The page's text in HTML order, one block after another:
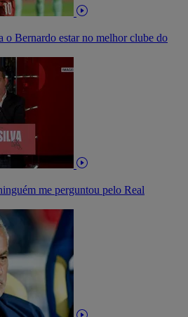
o Bernardo estar no melhor clube do
me perguntou pelo Real